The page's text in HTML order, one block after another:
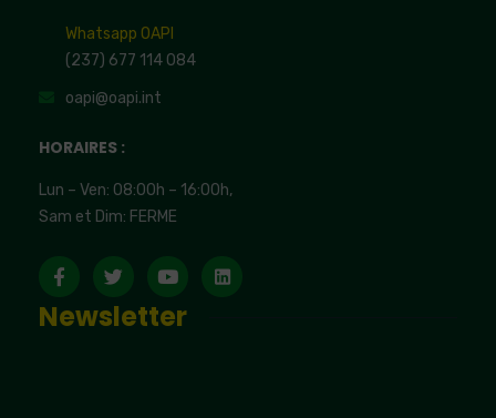
Whatsapp OAPI
(237) 677 114 084
oapi@oapi.int
HORAIRES :
Lun – Ven: 08:00h – 16:00h,
Sam et Dim: FERME
Newsletter